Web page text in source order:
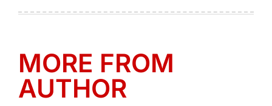
MORE FROM
AUTHOR